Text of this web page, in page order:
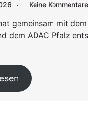
Keine Kommentare
gemeinsam mit dem
dem ADAC Pfalz